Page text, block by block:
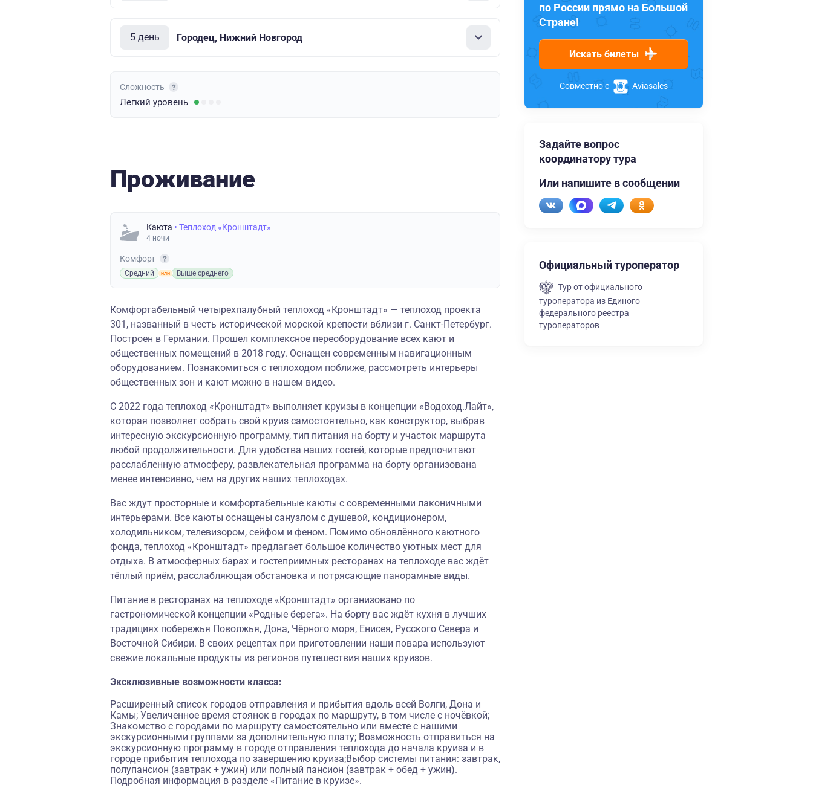
5 день Городец, Нижний Новгород
Сложность
Легкий уровень
Проживание
Каюта • Теплоход «Кронштадт»
4 ночи
Комфорт
Средний Выше среднего
Комфортабельный четырехпалубный теплоход «Кронштадт» — теплоход проекта
301, названный в честь исторической морской крепости вблизи г. Санкт-Петербург.
Построен в Германии. Прошел комплексное переоборудование всех кают и
общественных помещений в 2018 году. Оснащен современным навигационным
оборудованием. Познакомиться с теплоходом поближе, рассмотреть интерьеры
общественных зон и кают можно в нашем видео.
С 2022 года теплоход «Кронштадт» выполняет круизы в концепции «Водоход.Лайт»,
которая позволяет собрать свой круиз самостоятельно, как конструктор, выбрав
интересную экскурсионную программу, тип питания на борту и участок маршрута
любой продолжительности. Для удобства наших гостей, которые предпочитают
расслабленную атмосферу, развлекательная программа на борту организована
менее интенсивно, чем на других наших теплоходах.
Вас ждут просторные и комфортабельные каюты с современными лаконичными
интерьерами. Все каюты оснащены санузлом с душевой, кондиционером,
холодильником, телевизором, сейфом и феном. Помимо обновлённого каютного
фонда, теплоход «Кронштадт» предлагает большое количество уютных мест для
отдыха. В атмосферных барах и гостеприимных ресторанах на теплоходе вас ждёт
тёплый приём, расслабляющая обстановка и потрясающие панорамные виды.
Питание в ресторанах на теплоходе «Кронштадт» организовано по
гастрономической концепции «Родные берега». На борту вас ждёт кухня в лучших
традициях побережья Поволжья, Дона, Чёрного моря, Енисея, Русского Севера и
Восточной Сибири. В своих рецептах при приготовлении наши повара используют
свежие локальные продукты из регионов путешествия наших круизов.
Эксклюзивные возможности класса:
Расширенный список городов отправления и прибытия вдоль всей Волги, Дона и
Камы; Увеличенное время стоянок в городах по маршруту, в том числе с ночёвкой;
Знакомство с городами по маршруту самостоятельно или вместе с нашими
экскурсионными группами за дополнительную плату; Возможность отправиться на
экскурсионную программу в городе отправления теплохода до начала круиза и в
городе прибытия теплохода по завершению круиза;Выбор системы питания: завтрак,
полупансион (завтрак + ужин) или полный пансион (завтрак + обед + ужин).
Подробная информация в разделе «Питание в круизе».
по России прямо на Большой
Стране!
Искать билеты
Совместно с Aviasales
Задайте вопрос
координатору тура
Или напишите в сообщении
Официальный туроператор
Тур от официального
туроператора из Единого
федерального реестра
туроператоров